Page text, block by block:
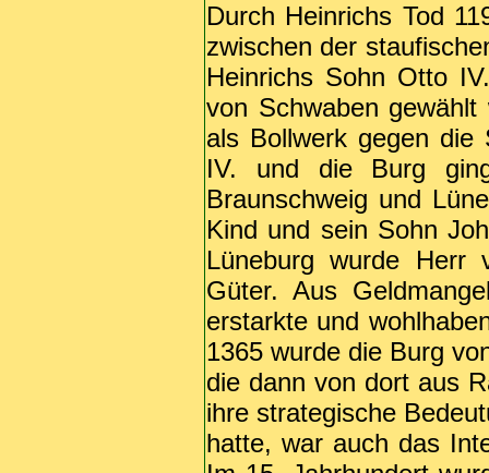
Durch Heinrichs Tod
zwischen der
Heinrichs Sohn Otto
von Schwaben
als Bollwerk gegen die
IV. und die Burg
Braunschweig und
Kind und sein Sohn
Lüneburg wurde Herr
Güter. Aus
erstarkte und
1365 wurde die Burg
die dann von dort aus
ihre strategische
hatte, war auch das